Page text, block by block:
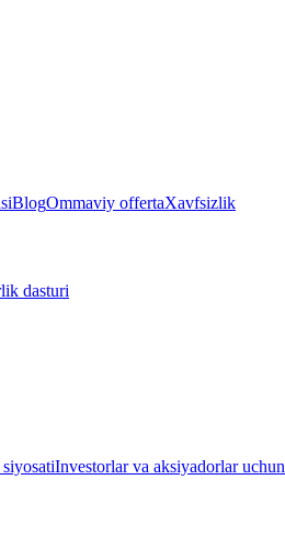
BlogOmmaviy offertaXavfsizlik
dasturi
Investorlar va aksiyadorlar uchun